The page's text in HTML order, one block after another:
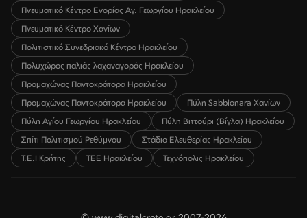
Πνευματικό Κέντρο Ενορίας Αγ. Γεωργίου Ηρακλείου
Πνευματικό Κέντρο Χανίων
Πολιτιστικό Συνεδριακό Κέντρο Ηρακλείου
Πολυχώρος παλιάς λαχαναγοράς Ηρακλείου
Προμαχώνας Παντοκράτορα Ηρακλείου
Προμαχώνας Παντοκράτορα Ηρακλείου
Πύλη Sabbionara Χανίων
Πύλη Αγίου Γεωργίου Ηρακλείου
Πύλη Βιττούρι (Βίγλα) Ηρακλείου
Σπίτι Πολιτισμού Ρεθύμνου
Στάδιο Ελευθερίας Ηρακλείου
Τ.Ε.Ι Κρήτης
ΤΕΕ Ηρακλείου Τεχνόπολις Ηρακλείου